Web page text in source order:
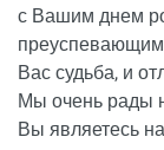
с Вашим днем
преуспевающим
Вас судьба, и
Мы очень рады
Вы являетесь